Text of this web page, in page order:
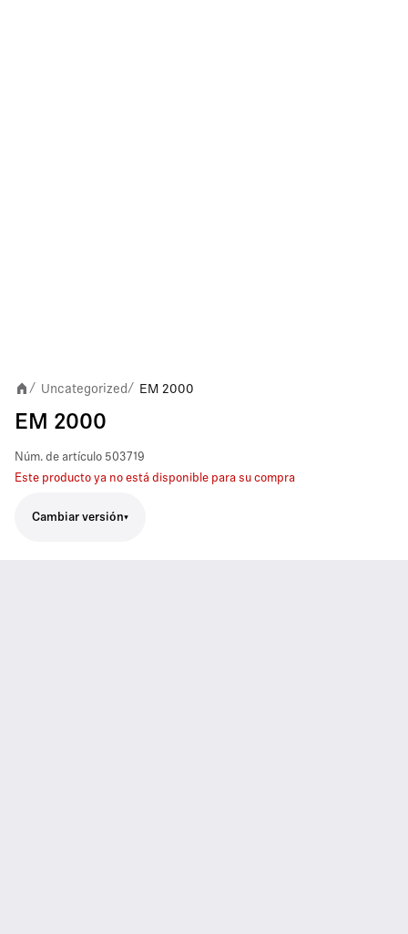
/ Uncategorized / EM 2000
EM 2000
Núm. de artículo 503719
Este producto ya no está disponible para su compra
Cambiar versión